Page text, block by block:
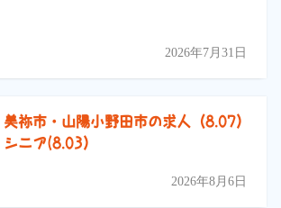
2026年7月31日
美祢市・山陽小野田市の求人（8.07）
シニア(8.03）
2026年8月6日